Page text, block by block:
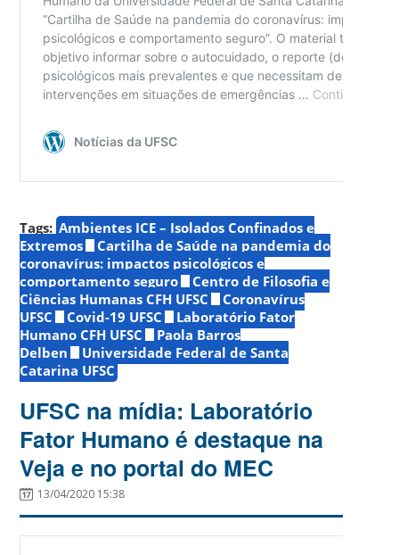
Tags: Ambientes ICE – Isolados Confinados e
Extremos
Cartilha de Saúde na pandemia do
coronavírus: impactos psicológicos e
comportamento seguro
Centro de Filosofia e
Ciências Humanas CFH UFSC
Coronavírus
UFSC
Covid-19 UFSC
Laboratório Fator
Humano CFH UFSC
Paola Barros
Delben
Universidade Federal de Santa
Catarina UFSC
UFSC na mídia: Laboratório
Fator Humano é destaque na
Veja e no portal do MEC
13/04/2020 15:38